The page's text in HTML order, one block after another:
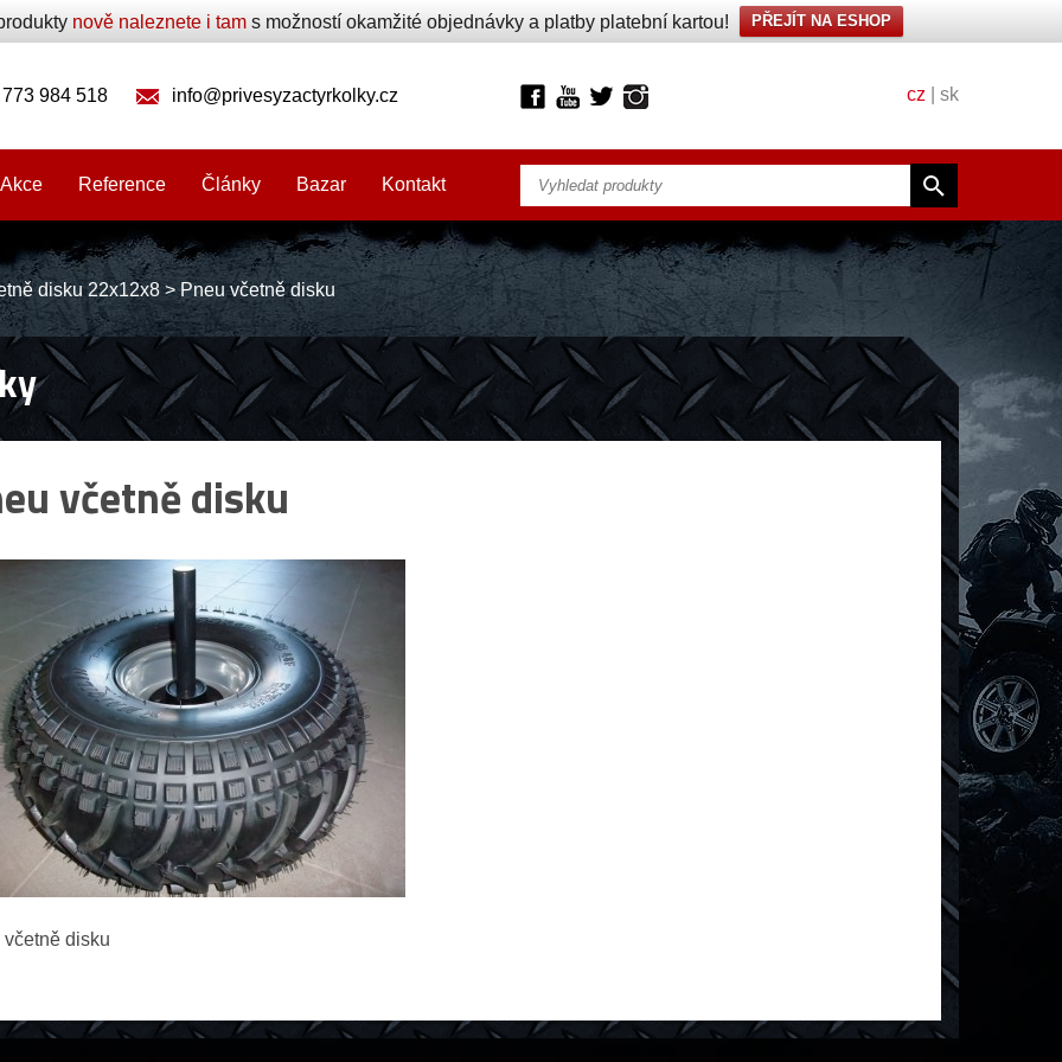
nově naleznete i tams možností okamžité objednávky a platby platební kartou! PŘEJÍT NA ESHOP
984 518 info@privesyzactyrkolky.cz cz sk
Akce Reference Články Bazar Kontakt
disku 22x12x8>Pneu včetně disku
včetně disku
disku